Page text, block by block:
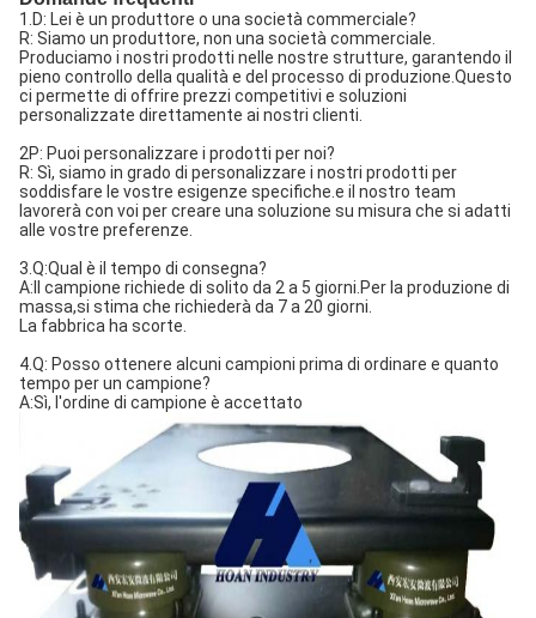
1.D: Lei è un produttore o una società commerciale?
R: Siamo un produttore, non una società commerciale.
Produciamo i nostri prodotti nelle nostre strutture, garantendo il
pieno controllo della qualità e del processo di produzione.Questo
ci permette di offrire prezzi competitivi e soluzioni
personalizzate direttamente ai nostri clienti.
2P: Puoi personalizzare i prodotti per noi?
R: Sì, siamo in grado di personalizzare i nostri prodotti per
soddisfare le vostre esigenze specifiche.e il nostro team
lavorerà con voi per creare una soluzione su misura che si adatti
alle vostre preferenze.
3.Q:Qual è il tempo di consegna?
A:Il campione richiede di solito da 2 a 5 giorni.Per la produzione di
massa,si stima che richiederà da 7 a 20 giorni.
La fabbrica ha scorte.
4.Q: Posso ottenere alcuni campioni prima di ordinare e quanto
tempo per un campione?
A:Sì, l'ordine di campione è accettato